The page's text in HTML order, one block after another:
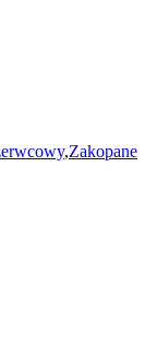
,Zakopane